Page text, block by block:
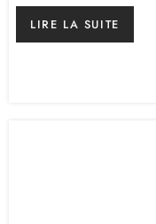
LIRE LA SUITE